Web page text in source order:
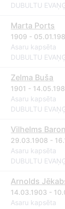
DUBULTU
Marta Ports
1909 -
Asaru kapsēta
DUBULTU
Zelma Buša
1901 -
Asaru kapsēta
DUBULTU
Vilhelms
29.03.1908 -
Asaru kapsēta
DUBULTU
Arnolds
14.03.1903 -
Asaru kapsēta